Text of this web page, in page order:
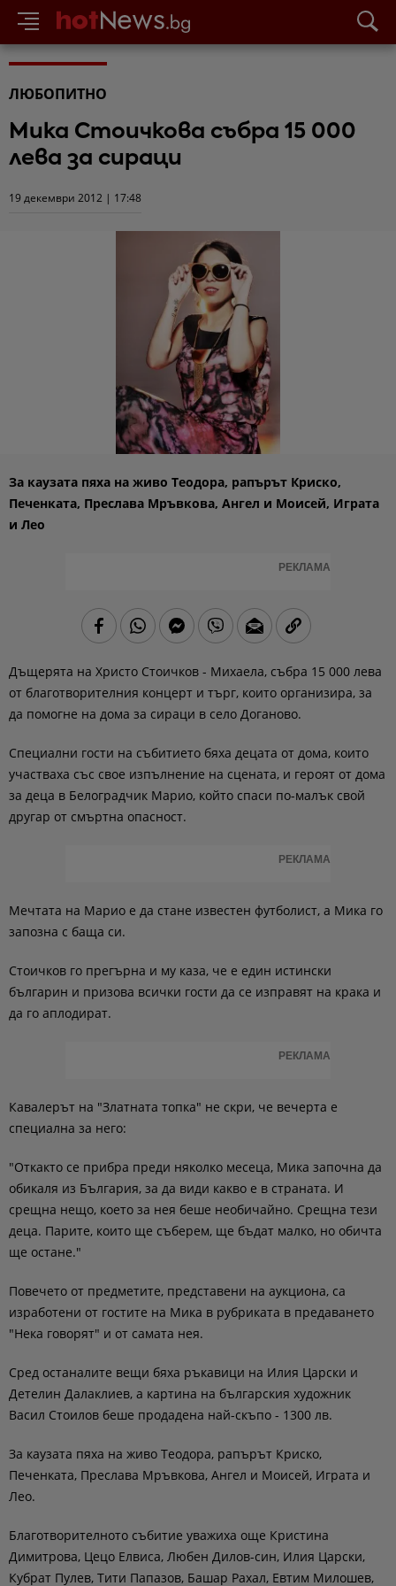
ЛЮБОПИТНО
Мика Стоичкова събра 15 000
лева за сираци
19 декември 2012 | 17:48
За каузата пяха на живо Теодора, рапърът Криско,
Печенката, Преслава Мръвкова, Ангел и Моисей, Играта
и Лео
РЕКЛАМА
Дъщерята на Христо Стоичков - Михаела, събра 15 000 лева
от благотворителния концерт и търг, които организира, за
да помогне на дома за сираци в село Доганово.
Специални гости на събитието бяха децата от дома, които
участваха със свое изпълнение на сцената, и героят от дома
за деца в Белоградчик Марио, който спаси по-малък свой
другар от смъртна опасност.
РЕКЛАМА
Мечтата на Марио е да стане известен футболист, а Мика го
запозна с баща си.
Стоичков го прегърна и му каза, че е един истински
българин и призова всички гости да се изправят на крака и
да го аплодират.
РЕКЛАМА
Кавалерът на "Златната топка" не скри, че вечерта е
специална за него:
"Откакто се прибра преди няколко месеца, Мика започна да
обикаля из България, за да види какво е в страната. И
срещна нещо, което за нея беше необичайно. Срещна тези
деца. Парите, които ще съберем, ще бъдат малко, но обичта
ще остане."
Повечето от предметите, представени на аукциона, са
изработени от гостите на Мика в рубриката в предаването
"Нека говорят" и от самата нея.
Сред останалите вещи бяха ръкавици на Илия Царски и
Детелин Далаклиев, а картина на българския художник
Васил Стоилов беше продадена най-скъпо - 1300 лв.
За каузата пяха на живо Теодора, рапърът Криско,
Печенката, Преслава Мръвкова, Ангел и Моисей, Играта и
Лео.
Благотворителното събитие уважиха още Кристина
Димитрова, Цецо Елвиса, Любен Дилов-син, Илия Царски,
Кубрат Пулев, Тити Папазов, Башар Рахал, Евтим Милошев,